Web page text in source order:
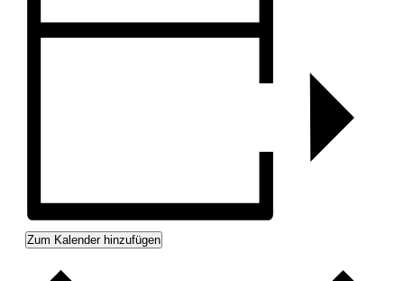
Zum Kalender hinzufügen